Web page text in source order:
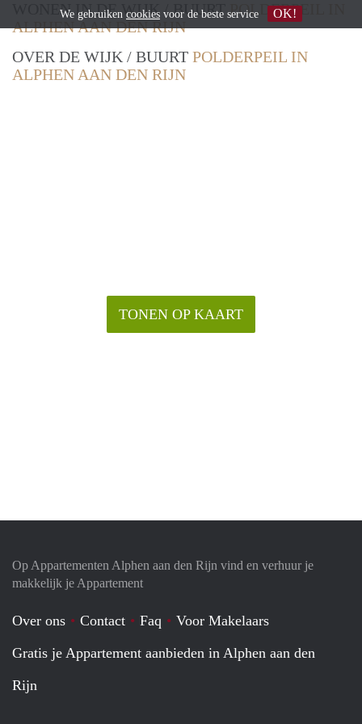
WONEN IN DE WIJK / BUURTPOLDERPEIL IN
ALPHEN AAN DEN RIJN
OVER DE WIJK / BUURT POLDERPEIL IN
ALPHEN AAN DEN RIJN
TONEN OP KAART
Op Appartementen Alphen aan den Rijn vind en verhuur je
makkelijk je Appartement
Over ons Contact Faq
Voor Makelaars
Gratis je Appartement aanbieden in Alphen aan den
Rijn
We gebruiken cookies voor de beste service OK!